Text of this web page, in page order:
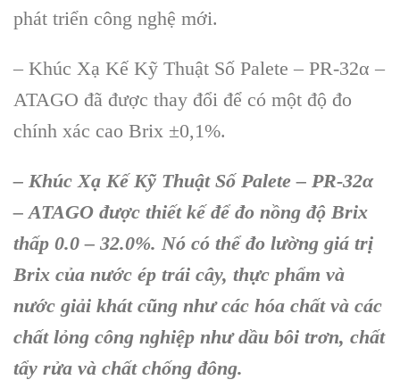
phát triển công nghệ mới.
– Khúc Xạ Kế Kỹ Thuật Số Palete – PR-32α –
ATAGO đã được thay đổi để có một độ đo
chính xác cao Brix ±0,1%.
– Khúc Xạ Kế Kỹ Thuật Số Palete – PR-32α
– ATAGO được thiết kế để đo nồng độ Brix
thấp 0.0 – 32.0%. Nó có thể đo lường giá trị
Brix của nước ép trái cây, thực phẩm và
nước giải khát cũng như các hóa chất và các
chất lỏng công nghiệp như dầu bôi trơn, chất
tẩy rửa và chất chống đông.